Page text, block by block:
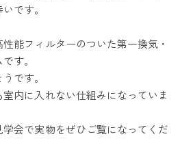
です。
能フィルターのついた第一換気・
す。
です。
内に入れない仕組みになっていま
会で実物をぜひご覧になってくだ